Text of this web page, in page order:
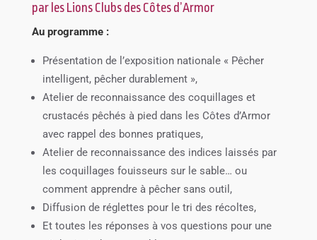
par les Lions Clubs des Côtes d’Armor
Au programme :
Présentation de l’exposition nationale « Pêcher
intelligent, pêcher durablement »,
Atelier de reconnaissance des coquillages et
crustacés pêchés à pied dans les Côtes d’Armor
avec rappel des bonnes pratiques,
Atelier de reconnaissance des indices laissés par
les coquillages fouisseurs sur le sable… ou
comment apprendre à pêcher sans outil,
Diffusion de réglettes pour le tri des récoltes,
Et toutes les réponses à vos questions pour une